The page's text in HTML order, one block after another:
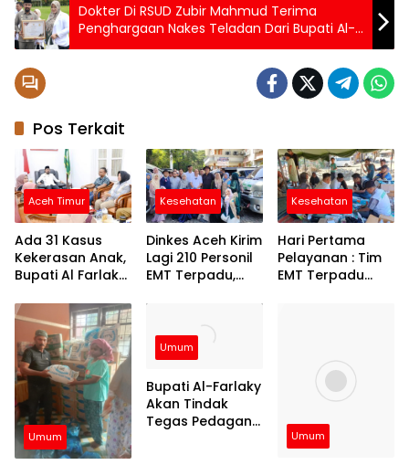
Dokter Di RSUD Zubir Mahmud Terima
Penghargaan Nakes Teladan Dari Bupati Al-
Farlaky
Pos Terkait
Aceh Timur
Ada 31 Kasus
Kekerasan Anak,
Bupati Al Farlaky
Aman
Kesehatan
Dinkes Aceh Kirim
Lagi 210 Personil
EMT Terpadu,
Kabupaten
Kesehatan
Hari Pertama
Pelayanan : Tim
EMT Terpadu
Pengungsian
Umum
Umum
Bupati Al-Farlaky
Akan Tindak
Tegas Pedagang
Umum